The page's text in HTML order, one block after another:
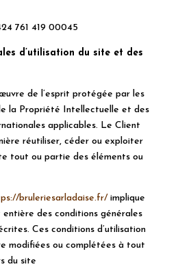
761 419 00045
d’utilisation du site et des
de l’esprit protégée par les
la Propriété Intellectuelle et des
applicables. Le Client
réutiliser, céder ou exploiter
tout ou partie des éléments ou
bruleriesarladaise.fr/ implique
des conditions générales
Ces conditions d’utilisation
modifiées ou complétées à tout
du site